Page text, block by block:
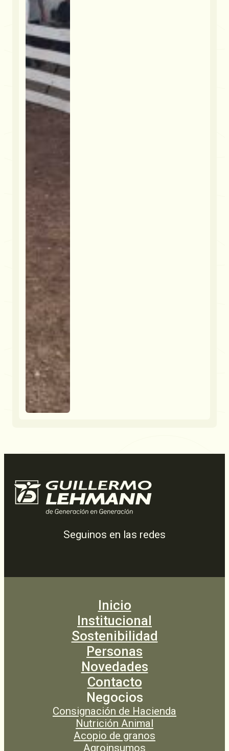
Seguinos en las redes
Inicio
Institucional
Sostenibilidad
Personas
Novedades
Contacto
Negocios
Consignación de Hacienda
Nutrición Animal
Acopio de granos
Agroinsumos